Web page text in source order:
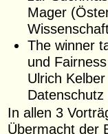
Mager
The winner
und
Ulrich
In allen 3
Übermacht der